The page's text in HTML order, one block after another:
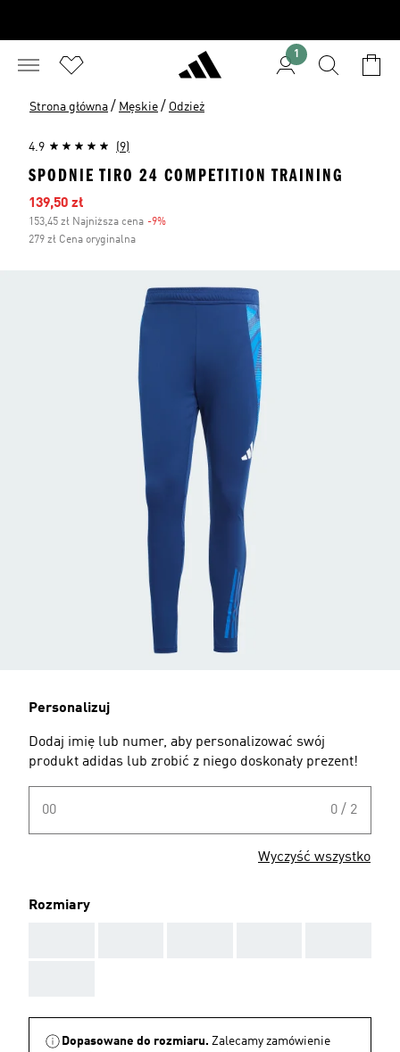
1
Strona główna / Męskie / Odzież
4.9 (9)
SPODNIE TIRO 24 COMPETITION TRAINING
Ceny na wyprzedaży
139,50 zł
153,45 zł Najniższa cena -9%
279 zł Cena oryginalna
Personalizuj
Dodaj imię lub numer, aby personalizować swój
produkt adidas lub zrobić z niego doskonały prezent!
00 0 / 2
Wyczyść wszystko
Rozmiary
Dopasowane do rozmiaru. Zalecamy zamówienie